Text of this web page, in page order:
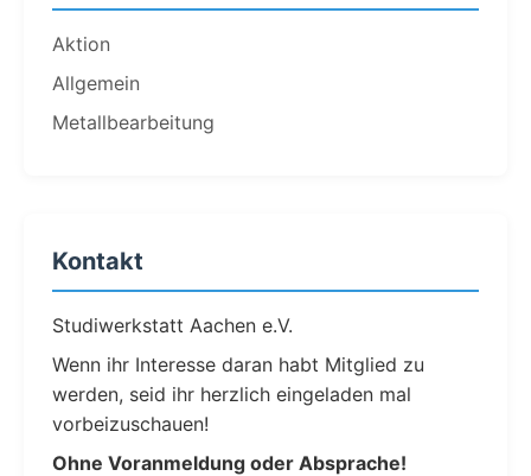
Aktion
Allgemein
Metallbearbeitung
Kontakt
Studiwerkstatt Aachen e.V.
Wenn ihr Interesse daran habt Mitglied zu
werden, seid ihr herzlich eingeladen mal
vorbeizuschauen!
Ohne Voranmeldung oder Absprache!